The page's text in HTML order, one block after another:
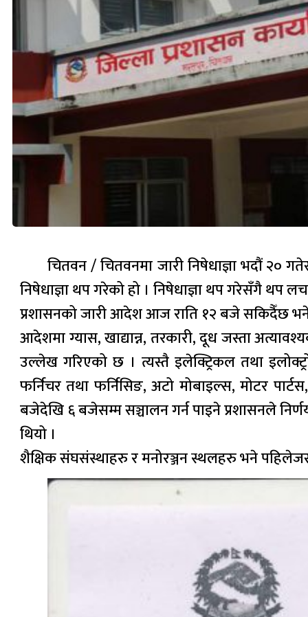
चितवन / चितवनमा जारी निषेधाज्ञा भदौं २०
निषेधाज्ञा थप गरेको हो । निषेधाज्ञा थप गरेसँगै थप
प्रशासनको जारी आदेश आज राति १२ बजे सकिदैँछ भने
आदेशमा ग्यास, खाद्यान्न, तरकारी, दूध जस्ता
उल्लेख गरिएको छ । त्यस्तै इलेक्ट्रिकल तथा
फर्निचर तथा फर्निसिङ, अटो मोबाइल्स, मोटर
बजेदेखि ६ बजेसम्म सञ्चालन गर्न पाइने प्रशासनले
थियो ।
शैक्षिक संघसंस्थाहरु र मनोरञ्जन स्थलहरु भने